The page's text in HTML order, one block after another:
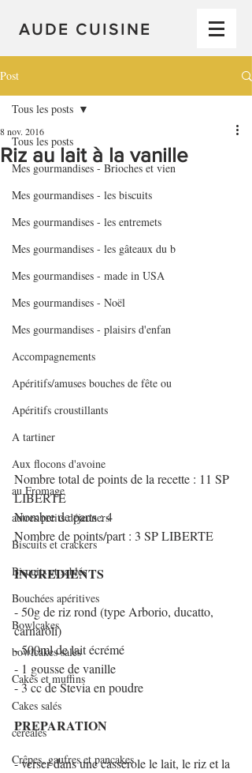
AUDE CUISINE
Post
Tous les posts
Mes gourmandises - Brioches et vien
Mes gourmandises - les biscuits
Mes gourmandises - les entremets
Mes gourmandises - les gâteaux du b
Mes gourmandises - made in USA
Mes gourmandises - Noël
Mes gourmandises - plaisirs d'enfan
Accompagnements
Apéritifs/amuses bouches de fête ou
Apéritifs croustillants
A tartiner
Aux flocons d'avoine
au Fromage
autres petits déjeuners
Biscuits et crackers
Biscuits et sablés
Bouchées apéritives
Bowlcakes
bowlcakes salés
Cakes et muffins
Cakes salés
céréales
Crêpes, gaufres et pancakes
Tous les posts
Riz au lait à la vanille
8 nov. 2016
Nombre total de points de la recette : 11 SP
LIBERTE
Nombre de parts : 4
Nombre de points/part : 3 SP LIBERTE
INGREDIENTS
- 50g de riz rond (type Arborio, ducatto,
carnaroli)
- 500ml de lait écrémé
- 1 gousse de vanille
- 3 cc de Stevia en poudre
PREPARATION
- verser dans une casserole le lait, le riz et la